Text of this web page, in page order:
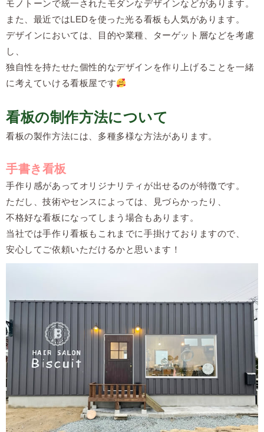
モノトーンで統一されたモダンなデザインなどがあります。
また、最近ではLEDを使った光る看板も人気があります。
デザインにおいては、目的や業種、ターゲット層などを考慮
し、
独自性を持たせた個性的なデザインを作り上げることを一緒
に考えていける看板屋です
看板の制作方法について
看板の製作方法には、多種多様な方法があります。
手書き看板
手作り感があってオリジナリティが出せるのが特徴です。
ただし、技術やセンスによっては、見づらかったり、
不格好な看板になってしまう場合もあります。
当社では手作り看板もこれまでに手掛けておりますので、
安心してご依頼いただけるかと思います！